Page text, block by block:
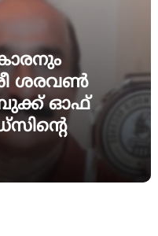
ശരവൺ
ബുക്ക്‌ ഓഫ്